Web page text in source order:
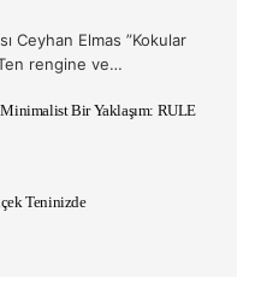
Ceyhan Elmas ”Kokular
rengine ve…
Minimalist Bir Yaklaşım: RULE
Teninizde